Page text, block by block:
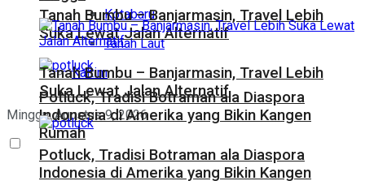
Kotabaru
Tanah Laut
Kaltim
Minggu, Agustus 9, 2026
Tanah Bumbu – Banjarmasin, Travel Lebih
Suka Lewat Jalan Alternatif
Potluck, Tradisi Botraman ala Diaspora
Indonesia di Amerika yang Bikin Kangen
Rumah
Tanah Bumbu – Banjarmasin, Travel Lebih
Suka Lewat Jalan Alternatif
Potluck, Tradisi Botraman ala Diaspora
Indonesia di Amerika yang Bikin Kangen